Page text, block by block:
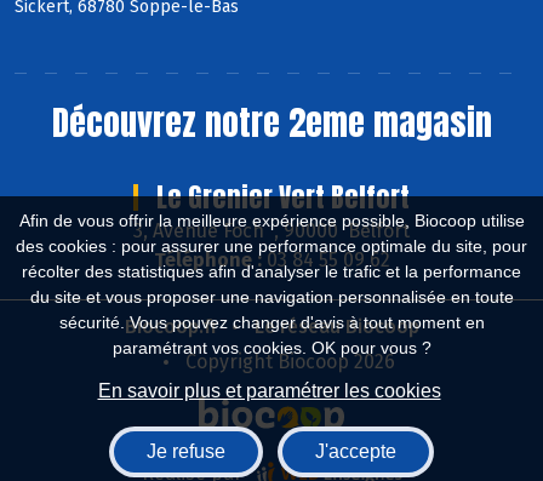
Afin de vous offrir la meilleure expérience possible, Biocoop utilise
des cookies : pour assurer une performance optimale du site, pour
récolter des statistiques afin d'analyser le trafic et la performance
du site et vous proposer une navigation personnalisée en toute
sécurité. Vous pouvez changer d'avis à tout moment en
paramétrant vos cookies. OK pour vous ?
En savoir plus et paramétrer les cookies
Je refuse J'accepte
Sickert, 68780 Soppe-le-Bas
Découvrez notre 2eme magasin
Le Grenier Vert Belfort
3, Avenue Foch , 90000 Belfort
Téléphone :03 84 55 09 62
Biocoop.fr
Le réseau Biocoop
Copyright Biocoop 2026
Réalisé par